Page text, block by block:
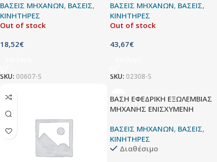
ΒΑΣΕΙΣ ΜΗΧΑΝΩΝ, ΒΑΣΕΙΣ,
ΚΙΝΗΤΗΡΕΣ
Out of stock
18,52€
SKU: 00607-S
ΒΑΣΕΙΣ ΜΗΧΑΝΩΝ, ΒΑΣΕΙΣ,
ΚΙΝΗΤΗΡΕΣ
Out of stock
43,67€
SKU: 02308-S
ΒΑΣΗ ΕΦΕΔΡΙΚΗ ΕΞΩΛΕΜΒΙΑΣ
ΜΗΧΑΝΗΣ ΕΝΙΣΧΥΜΕΝΗ
ΒΑΣΕΙΣ ΜΗΧΑΝΩΝ, ΒΑΣΕΙΣ,
ΚΙΝΗΤΗΡΕΣ
Διαθέσιμο